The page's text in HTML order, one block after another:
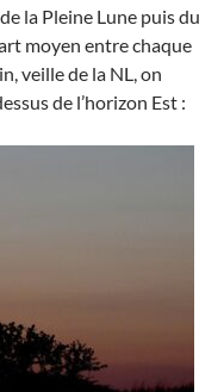
la Pleine Lune puis du
moyen entre chaque
veille de la NL, on
de l’horizon Est :